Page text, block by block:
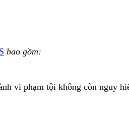
bao gồm:
vi phạm tội không còn nguy